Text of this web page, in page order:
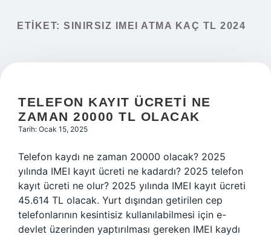
Yasal Uyarı
ETIKET: SINIRSIZ IMEI ATMA KAÇ TL 2024
TELEFON KAYIT ÜCRETI NE
ZAMAN 20000 TL OLACAK
Tarih: Ocak 15, 2025
Telefon kaydı ne zaman 20000 olacak? 2025
yılında IMEI kayıt ücreti ne kadardı? 2025 telefon
kayıt ücreti ne olur? 2025 yılında IMEI kayıt ücreti
45.614 TL olacak. Yurt dışından getirilen cep
telefonlarının kesintisiz kullanılabilmesi için e-
devlet üzerinden yaptırılması gereken IMEI kaydı